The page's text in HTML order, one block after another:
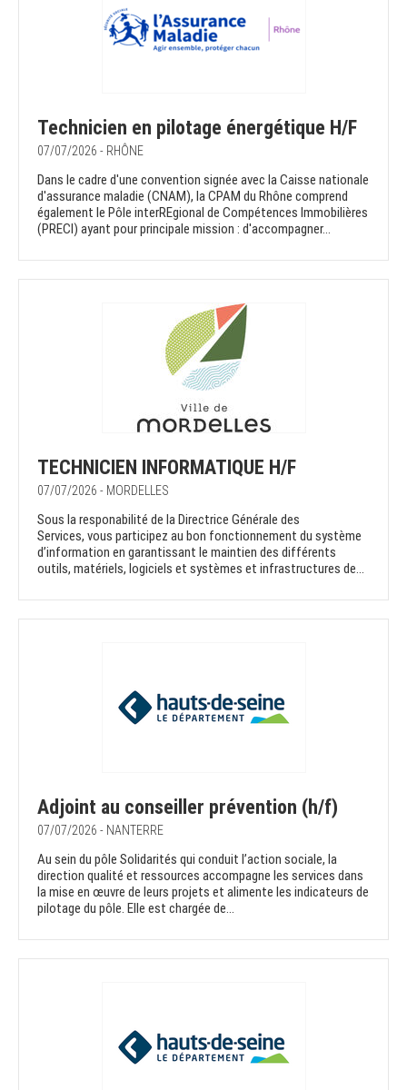
Technicien en pilotage énergétique H/F
07/07/2026 - RHÔNE
Dans le cadre d'une convention signée avec la Caisse nationale
d'assurance maladie (CNAM), la CPAM du Rhône comprend
également le Pôle interREgional de Compétences Immobilières
(PRECI) ayant pour principale mission : d'accompagner...
TECHNICIEN INFORMATIQUE H/F
07/07/2026 - MORDELLES
Sous la responabilité de la Directrice Générale des
Services, vous participez au bon fonctionnement du système
d’information en garantissant le maintien des différents
outils, matériels, logiciels et systèmes et infrastructures de...
Adjoint au conseiller prévention (h/f)
07/07/2026 - NANTERRE
Au sein du pôle Solidarités qui conduit l’action sociale, la
direction qualité et ressources accompagne les services dans
la mise en œuvre de leurs projets et alimente les indicateurs de
pilotage du pôle. Elle est chargée de...